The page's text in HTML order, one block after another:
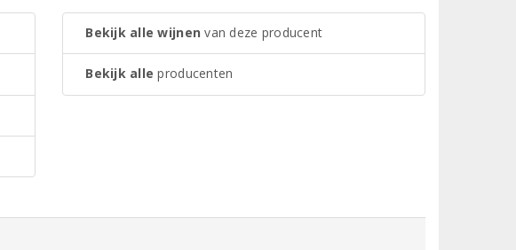
Bekijk alle wijnen van deze producent
Bekijk alle producenten